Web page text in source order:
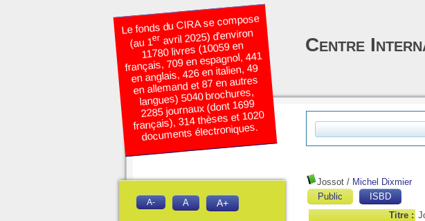
Jossot / Michel Dixmier
Public
ISBD
Titre :
Le fonds du CIRA se compose
(au 1eravril 2025) d’environ
11780 livres (10059 en
français, 709 en espagnol, 441
en anglais, 426 en italien, 49
en allemand et 87 en autres
langues) 5040 brochures,
2285 journaux (dont 1699
français), 314 thèses et 1020
documents électroniques.
Centre
A- A A+